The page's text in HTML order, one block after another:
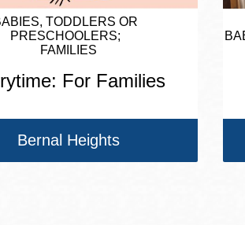
TODDLERS OR
PRESCHOOLERS
FAMILIES
For Families
Bernal Heights